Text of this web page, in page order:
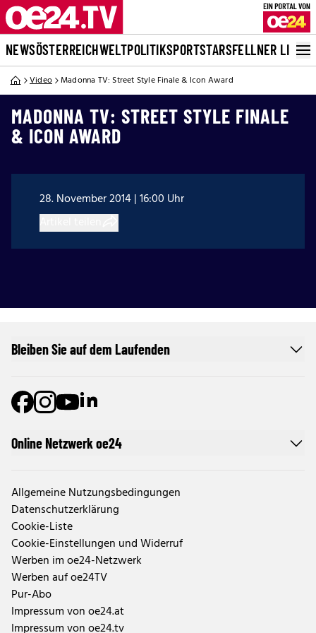
NEWSÖSTERREICHWELTPOLITIKSPORTSTARSFELLNER LIVE
Video Madonna TV: Street Style Finale & Icon Award
MADONNA TV: STREET STYLE FINALE
& ICON AWARD
28. November 2014 | 16:00 Uhr
Online Netzwerk oe24
Allgemeine Nutzungsbedingungen
Datenschutzerklärung
Cookie-Liste
Cookie-Einstellungen und Widerruf
Werben im oe24-Netzwerk
Werben auf oe24TV
Pur-Abo
Impressum von oe24.at
Impressum von oe24.tv
Bleiben Sie auf dem Laufenden